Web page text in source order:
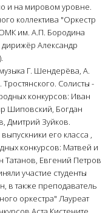
и на мировом уровне.
коллектива "Оркестр
им. А.П. Бородина
Александр
Г. Шендерёва, А.
Солисты -
конкурсов: Иван
Шиповский, Богдан
Дмитрий Зуйков.
его класса ,
конкурсов: Матвей и
Татанов, Евгений Петров
участие студенты
в также преподаватель
оркестра" Лауреат